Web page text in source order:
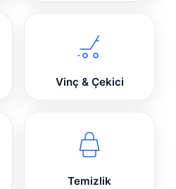
Vinç & Çekici
Temizlik